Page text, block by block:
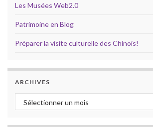
Les Musées Web2.0
Patrimoine en Blog
Préparer la visite culturelle des Chinois!
ARCHIVES
Archives